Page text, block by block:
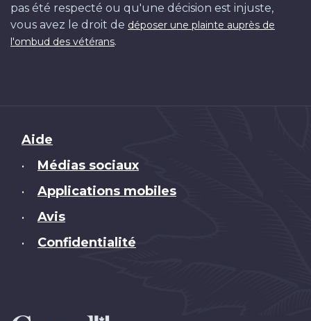
pas été respecté ou qu'une décision est injuste,
vous avez le droit de déposer une plainte auprès de
l'ombud des vétérans.
Brand
Aide
• Médias sociaux
• Applications mobiles
• Avis
• Confidentialité